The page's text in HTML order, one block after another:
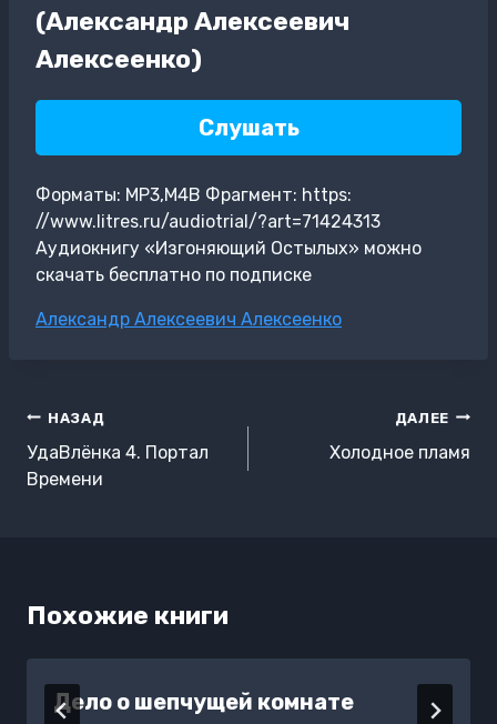
(Александр Алексеевич
Алексеенко)
Слушать
Форматы: MP3,M4B Фрагмент: https:
//www.litres.ru/audiotrial/?art=71424313
Аудиокнигу «Изгоняющий Остылых» можно
скачать бесплатно по подписке
Метки
Александр Алексеевич Алексеенко
Навигация
по
записям
НАЗАД
УдаВлёнка 4. Портал
Времени
ДАЛЕЕ
Холодное пламя
Похожие книги
Дело о шепчущей комнате